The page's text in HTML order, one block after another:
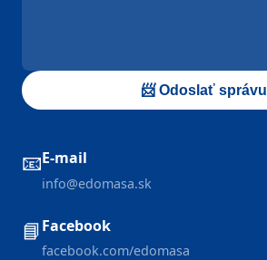
📨 Odoslať správu
📧E-mail
info@edomasa.sk
📘Facebook
facebook.com/edomasa